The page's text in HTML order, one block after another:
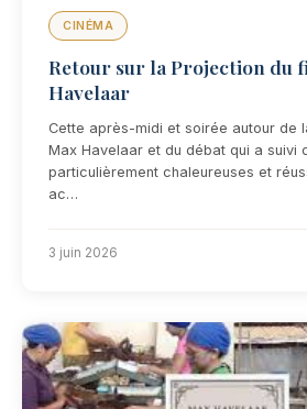
CINÉMA
Retour sur la Projection du
Havelaar
Cette après-midi et soirée autour de
Max Havelaar et du débat qui a suivi
particulièrement chaleureuses et
ac…
3 juin 2026